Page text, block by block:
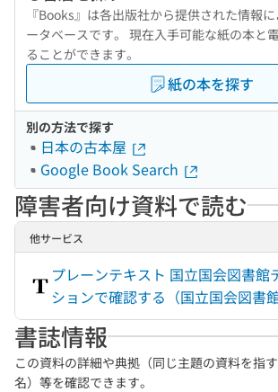
『Books』は各出版社から提供された情報
ータベースです。 現在入手可能な紙の本と
ることができます。
紙の本を探す
別の方法で探す
日本の古本屋
Google Book Search
障害者向け資料で読む
他サービス
プレーンテキスト 国立国会図書館
ションで確認する（国立国会図書館
書誌情報
この資料の詳細や典拠（同じ主題の資料を指
名）等を確認できます。